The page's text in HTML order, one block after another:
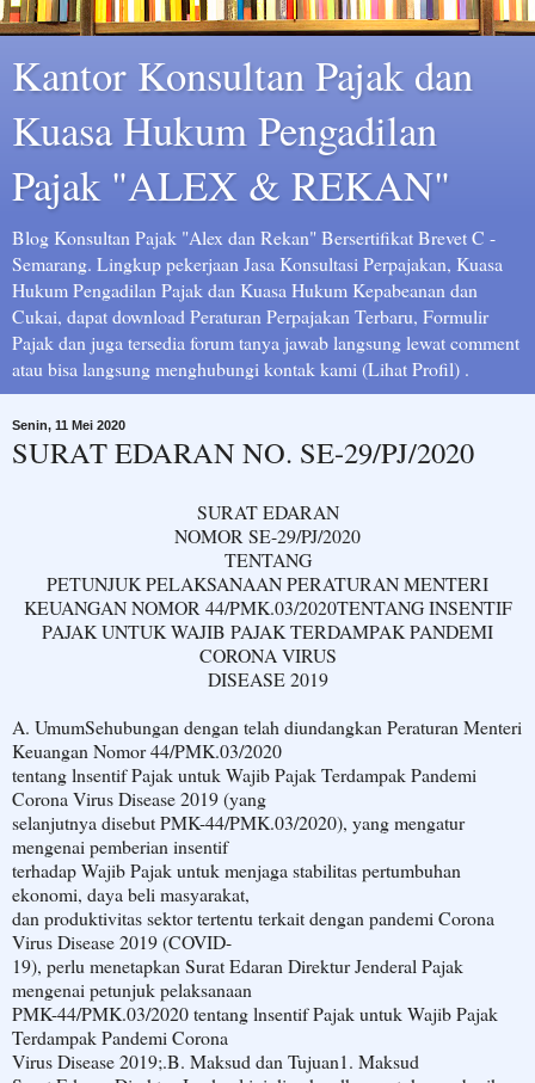
Kantor Konsultan Pajak dan
Kuasa Hukum Pengadilan
Pajak "ALEX & REKAN"
Blog Konsultan Pajak "Alex dan Rekan" Bersertifikat Brevet C -
Semarang. Lingkup pekerjaan Jasa Konsultasi Perpajakan, Kuasa
Hukum Pengadilan Pajak dan Kuasa Hukum Kepabeanan dan
Cukai, dapat download Peraturan Perpajakan Terbaru, Formulir
Pajak dan juga tersedia forum tanya jawab langsung lewat comment
atau bisa langsung menghubungi kontak kami (Lihat Profil) .
Senin, 11 Mei 2020
SURAT EDARAN NO. SE-29/PJ/2020
SURAT EDARAN
NOMOR SE-29/PJ/2020
TENTANG
PETUNJUK PELAKSANAAN PERATURAN MENTERI
KEUANGAN NOMOR 44/PMK.03/2020TENTANG INSENTIF
PAJAK UNTUK WAJIB PAJAK TERDAMPAK PANDEMI
CORONA VIRUS
DISEASE 2019
A. UmumSehubungan dengan telah diundangkan Peraturan Menteri
Keuangan Nomor 44/PMK.03/2020
tentang lnsentif Pajak untuk Wajib Pajak Terdampak Pandemi
Corona Virus Disease 2019 (yang
selanjutnya disebut PMK-44/PMK.03/2020), yang mengatur
mengenai pemberian insentif
terhadap Wajib Pajak untuk menjaga stabilitas pertumbuhan
ekonomi, daya beli masyarakat,
dan produktivitas sektor tertentu terkait dengan pandemi Corona
Virus Disease 2019 (COVID-
19), perlu menetapkan Surat Edaran Direktur Jenderal Pajak
mengenai petunjuk pelaksanaan
PMK-44/PMK.03/2020 tentang lnsentif Pajak untuk Wajib Pajak
Terdampak Pandemi Corona
Virus Disease 2019;.B. Maksud dan Tujuan1. Maksud